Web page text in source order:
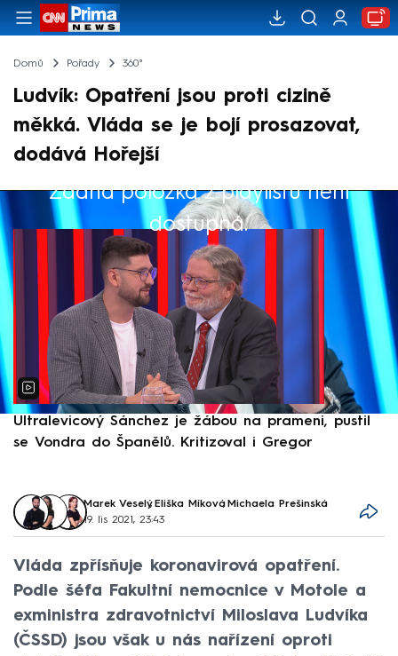
Domů Pořady 360°
Ludvík: Opatření jsou proti cizině
měkká. Vláda se je bojí prosazovat,
dodává Hořejší
Žádná položka z playlistu není
dostupná.
Výběr redakce
Ultralevicový Sánchez je žábou na prameni, pustil
se Vondra do Španělů. Kritizoval i Gregor
Marek Veselý, Eliška Míková, Michaela Prešinská
19. lis 2021, 23:43
Vláda zpřísňuje koronavirová opatření.
Podle šéfa Fakultní nemocnice v Motole a
exministra zdravotnictví Miloslava Ludvíka
(ČSSD) jsou však u nás nařízení oproti